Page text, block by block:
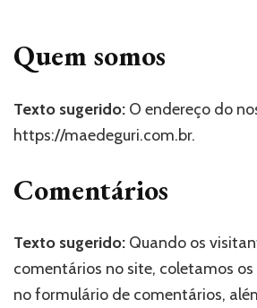
Quem somos
Texto sugerido: O endereço do
https://maedeguri.com.br.
Comentários
Texto sugerido: Quando os
comentários no site, coletamos
no formulário de comentários,